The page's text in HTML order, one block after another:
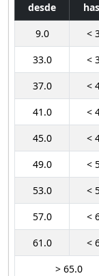
desde
9.0
<
33.0
<
37.0
<
41.0
<
45.0
<
49.0
<
53.0
<
57.0
<
61.0
<
> 65.0